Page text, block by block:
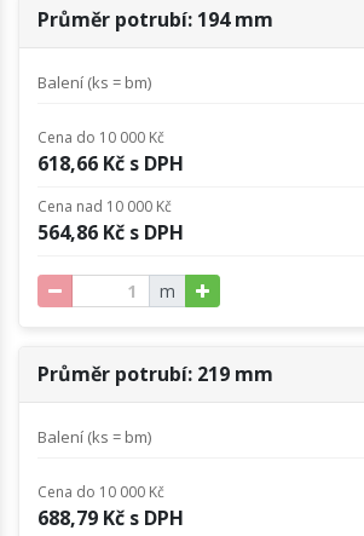
Průměr potrubí: 194 mm
Balení (ks = bm)
Cena do 10 000 Kč
618,66 Kč s DPH
Cena nad 10 000 Kč
564,86 Kč s DPH
m
Průměr potrubí: 219 mm
Balení (ks = bm)
Cena do 10 000 Kč
688,79 Kč s DPH